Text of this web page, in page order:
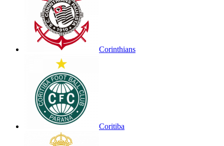
Corinthians
Coritiba